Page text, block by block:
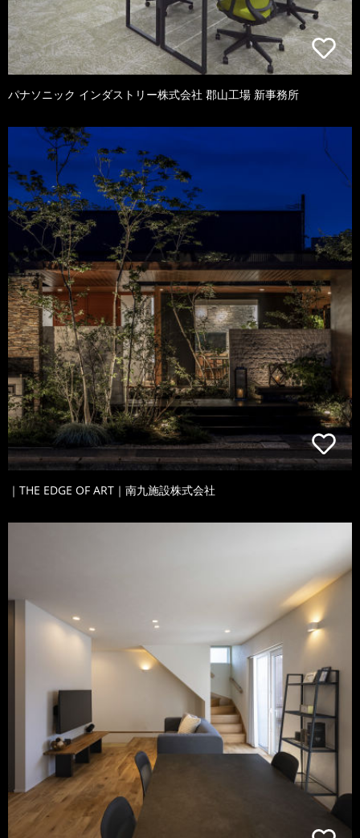
パナソニック インダストリー株式会社 郡山工場 新事務所
｜THE EDGE OF ART｜南九施設株式会社